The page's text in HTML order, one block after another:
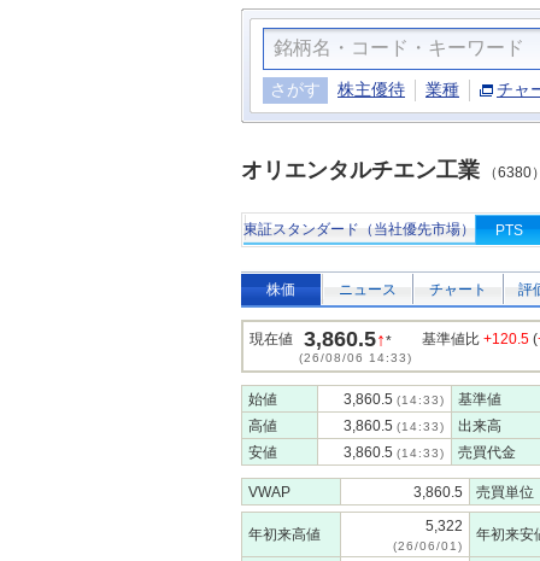
さがす 株主優待 業種 チャ
オリエンタルチエン工業 （6380
東証スタンダード（当社優先市場） PTS
株価 ニュース チャート 評
現在値 3,860.5↑*
(26/08/06 14:33)
基準値比 +120.5 (
始値 3,860.5 (14:33)
基準値
高値
3,860.5 (14:33)
出来高
安値
3,860.5 (14:33) 売買代金
VWAP 3,860.5 売買単位
年初来高値 5,322
(26/06/01)
年初来安